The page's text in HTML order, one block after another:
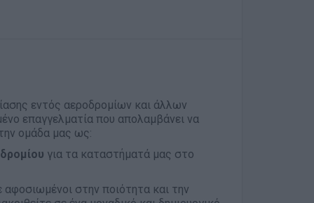
εντός αεροδρομίων και άλλων
επαγγελματία που απολαμβάνει να
ομάδα μας ως:
για τα καταστήματά μας στο
αφοσιωμένοι στην ποιότητα και την